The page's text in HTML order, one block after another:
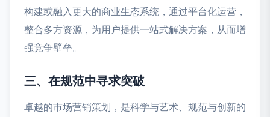
构建或融入更大的商业生态系统，通过平台化运营，
整合多方资源，为用户提供一站式解决方案，从而增
强竞争壁垒。
三、在规范中寻求突破
卓越的市场营销策划，是科学与艺术、规范与创新的